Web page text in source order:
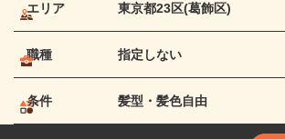
エリア 東京都23区(葛飾区)
職種 指定しない
条件 髪型・髪色自由